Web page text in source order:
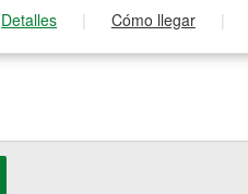
Detalles
| Cómo llegar |